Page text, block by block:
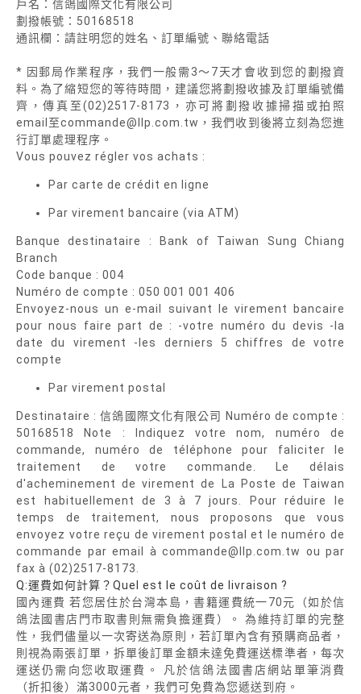
戶名：信鴿國際文化有限公司
劃撥帳號：50168518
通訊欄：請註明您的姓名、訂單編號、聯絡電話
* 因郵局作業程序，我們一般需3～7天才會收到您的劃撥資
料。為了縮短您的等待時間，建議您將劃撥收據及訂單編號備
齊，傳真至(02)2517-8173，亦可將劃撥收據掃描或拍照
email至commande@llp.com.tw，我們收到後將立刻為您進
行訂單處理程序。
Vous pouvez régler vos achats :
Par carte de crédit en ligne
Par virement bancaire (via ATM)
Banque destinataire : Bank of Taiwan Sung Chiang
Branch
Code banque : 004
Numéro de compte : 050 001 001 406
Envoyez-nous un e-mail suivant le virement bancaire
pour nous faire part de : -votre numéro du devis -la
date du virement -les derniers 5 chiffres de votre
compte
Par virement postal
Destinataire : 信鴿國際文化有限公司 Numéro de compte :
50168518 Note : Indiquez votre nom, numéro de
commande, numéro de téléphone pour faliciter le
traitement de votre commande. Le délais
d'acheminement de virement de La Poste de Taiwan
est habituellement de 3 à 7 jours. Pour réduire le
temps de traitement, nous proposons que vous
envoyez votre reçu de virement postal et le numéro de
commande par email à commande@llp.com.tw ou par
fax à (02)2517-8173.
Q:運費如何計算？Quel est le coût de livraison ?
國內運費 若您居住於台灣本島，書籍運費統一70元（如於信
鴿法國書店門市取書則無需負擔運費）。 為維持訂單的完整
性，我們儘量以一次寄送為原則，若訂單內含有預購商品者，
則視為兩張訂單，拆單後訂單金額未達免費運送標準者，每次
運送仍需向您收取運費。 凡於信鴿法國書店網站單筆消費
（折扣後）滿3000元者，我們可免費為您遞送到府。